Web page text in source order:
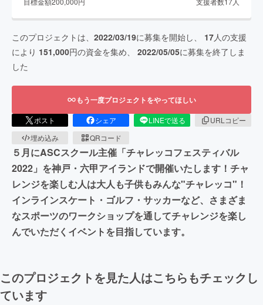
このプロジェクトは、 2022/03/19に募集を開始し、 17人の支援
により 151,000円の資金を集め、 2022/05/05に募集を終了しま
した
もう一度プロジェクトをやってほしい
ポスト シェア LINEで送る
URLコピー
埋め込み
QRコード
５月にASCスクール主催「チャレッコフェスティバル
2022」を神戸・六甲アイランドで開催いたします！チャ
レンジを楽しむ人は大人も子供もみんな"チャレッコ"！
インラインスケート・ゴルフ・サッカーなど、さまざま
なスポーツのワークショップを通してチャレンジを楽し
んでいただくイベントを目指しています。
このプロジェクトを見た人はこちらもチェックし
ています